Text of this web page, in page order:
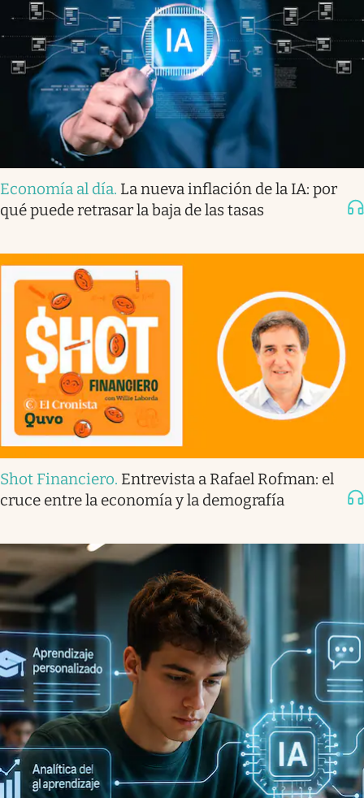
Economía al día. La nueva inflación de la IA: por
qué puede retrasar la baja de las tasas
Shot Financiero. Entrevista a Rafael Rofman: el
cruce entre la economía y la demografía